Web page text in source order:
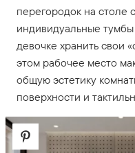
перегородок на столе
индивидуальные
девочке хранить свои
этом рабочее место
общую эстетику
поверхности и